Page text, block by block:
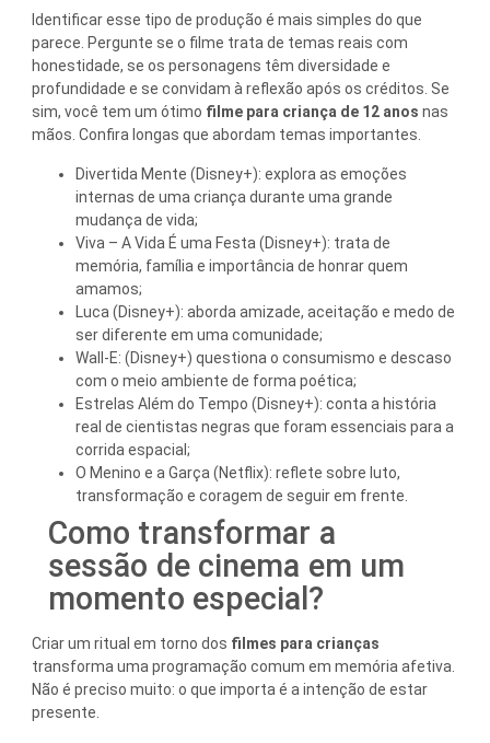
Identificar esse tipo de produção é mais simples do que
parece. Pergunte se o filme trata de temas reais com
honestidade, se os personagens têm diversidade e
profundidade e se convidam à reflexão após os créditos. Se
sim, você tem um ótimo filme para criança de 12 anos nas
mãos. Confira longas que abordam temas importantes.
Divertida Mente (Disney+): explora as emoções
internas de uma criança durante uma grande
mudança de vida;
Viva – A Vida É uma Festa (Disney+): trata de
memória, família e importância de honrar quem
amamos;
Luca (Disney+): aborda amizade, aceitação e medo de
ser diferente em uma comunidade;
Wall-E: (Disney+) questiona o consumismo e descaso
com o meio ambiente de forma poética;
Estrelas Além do Tempo (Disney+): conta a história
real de cientistas negras que foram essenciais para a
corrida espacial;
O Menino e a Garça (Netflix): reflete sobre luto,
transformação e coragem de seguir em frente.
Como transformar a
sessão de cinema em um
momento especial?
Criar um ritual em torno dos filmes para crianças
transforma uma programação comum em memória afetiva.
Não é preciso muito: o que importa é a intenção de estar
presente.